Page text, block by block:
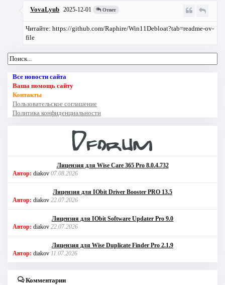
VovaLyub 2025-12-01 Ответ
Читайте: https://github.com/Raphire/Win11Debloat?tab=readme-ov-
file
Все новости сайта
Ваша помощь сайту
Контакты
Пользовательское соглашение
Политика конфиденциальности
Лицензия для Wise Care 365 Pro 8.0.4.732
Автор: diakov 07.08.2026
Лицензия для IObit Driver Booster PRO 13.5
Автор: diakov 22.07.2026
Лицензия для IObit Software Updater Pro 9.0
Автор: diakov 22.07.2026
Лицензия для Wise Duplicate Finder Pro 2.1.9
Автор: diakov 11.07.2026
Комментарии